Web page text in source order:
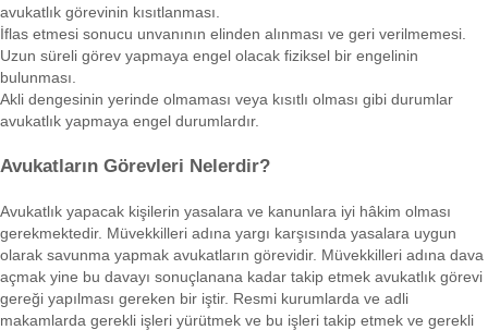
avukatlık görevinin kısıtlanması.
İflas etmesi sonucu unvanının elinden alınması ve geri verilmemesi.
Uzun süreli görev yapmaya engel olacak fiziksel bir engelinin
bulunması.
Akli dengesinin yerinde olmaması veya kısıtlı olması gibi durumlar
avukatlık yapmaya engel durumlardır.
Avukatların Görevleri Nelerdir?
Avukatlık yapacak kişilerin yasalara ve kanunlara iyi hâkim olması
gerekmektedir. Müvekkilleri adına yargı karşısında yasalara uygun
olarak savunma yapmak avukatların görevidir. Müvekkilleri adına dava
açmak yine bu davayı sonuçlanana kadar takip etmek avukatlık görevi
gereği yapılması gereken bir iştir. Resmi kurumlarda ve adli
makamlarda gerekli işleri yürütmek ve bu işleri takip etmek ve gerekli